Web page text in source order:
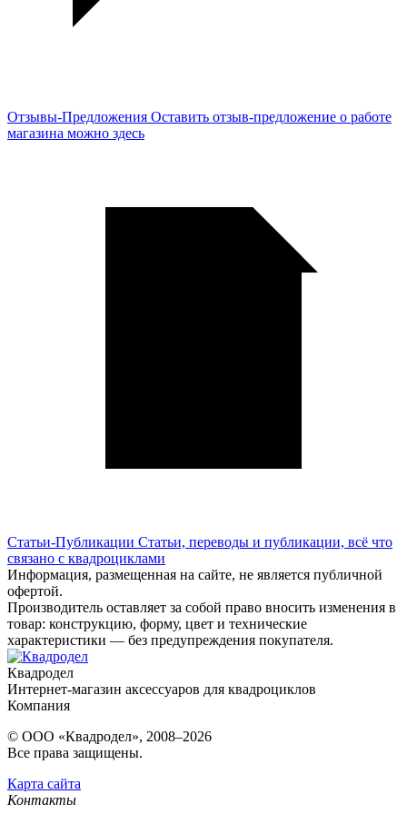
Отзывы-Предложения Оставить отзыв-предложение о работе
магазина можно здесь
Статьи-Публикации Статьи, переводы и публикации, всё что
связано с квадроциклами
Информация, размещенная на сайте, не является публичной
офертой.
Производитель оставляет за собой право вносить изменения в
товар: конструкцию, форму, цвет и технические
характеристики — без предупреждения покупателя.
Квадродел
Интернет-магазин аксессуаров для квадроциклов
Компания
© ООО «Квадродел», 2008–2026
Все права защищены.
Карта сайта
Контакты